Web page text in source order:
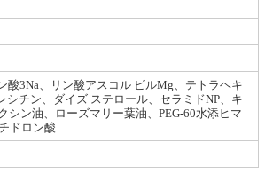
酸3Na、リン酸アスコル ビルMg、テトラヘキ
チン、ダイズ ステロール、セラミドNP、キ
ン油、ローズマリー葉油、PEG-60水添ヒマ
ドロン酸